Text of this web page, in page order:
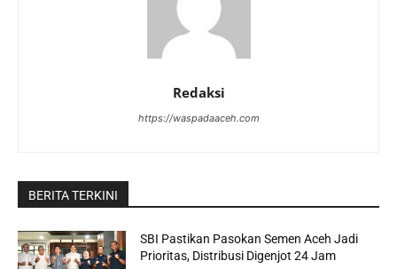
Redaksi
https://waspadaaceh.com
BERITA TERKINI
SBI Pastikan Pasokan Semen Aceh Jadi
Prioritas, Distribusi Digenjot 24 Jam